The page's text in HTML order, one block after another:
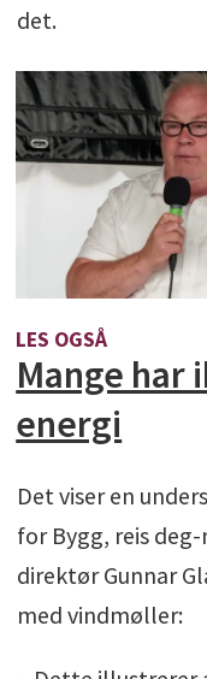
det.
LES OGSÅ
Mange har
energi
Det viser en
for Bygg, reis
direktør Gunnar
med vindmøller: